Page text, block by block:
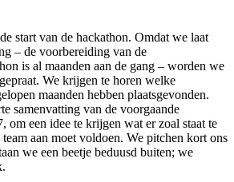
start van de hackathon. Omdat we laat
– de voorbereiding van de
is al maanden aan de gang – worden we
We krijgen te horen welke
maanden hebben plaatsgevonden.
samenvatting van de voorgaande
om een idee te krijgen wat er zoal staat te
team aan moet voldoen. We pitchen kort ons
we een beetje beduusd buiten; we